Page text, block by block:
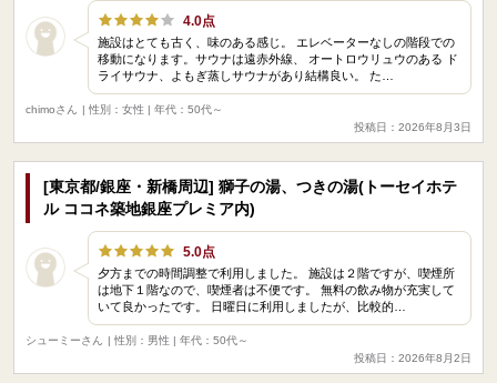
4.0点
施設はとても古く、味のある感じ。 エレベーターなしの階段での
移動になります。サウナは遠赤外線、 オートロウリュウのある ド
ライサウナ、よもぎ蒸しサウナがあり結構良い。 た…
chimoさん
| 性別：女性 | 年代：50代～
投稿日：2026年8月3日
[東京都/銀座・新橋周辺] 獅子の湯、つきの湯(トーセイホテ
ル ココネ築地銀座プレミア内)
5.0点
夕方までの時間調整で利用しました。 施設は２階ですが、喫煙所
は地下１階なので、喫煙者は不便です。 無料の飲み物が充実して
いて良かったです。 日曜日に利用しましたが、比較的…
シューミーさん
| 性別：男性 | 年代：50代～
投稿日：2026年8月2日